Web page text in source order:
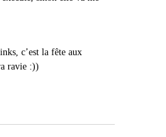
c’est la fête aux
ravie :))